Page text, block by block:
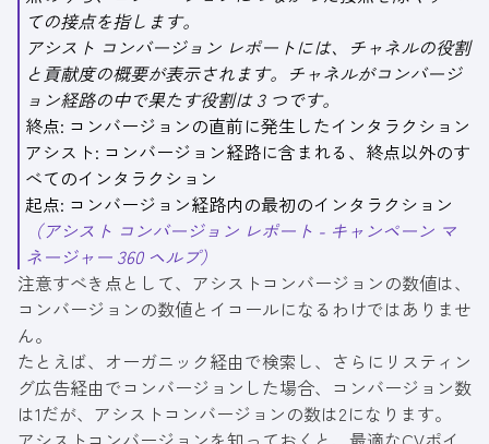
ての接点を指します。
アシスト コンバージョン レポートには、チャネルの役割
と貢献度の概要が表示されます。チャネルがコンバージ
ョン経路の中で果たす役割は 3 つです。
終点: コンバージョンの直前に発生したインタラクション
アシスト: コンバージョン経路に含まれる、終点以外のす
べてのインタラクション
起点: コンバージョン経路内の最初のインタラクション
（アシスト コンバージョン レポート - キャンペーン マ
ネージャー 360 ヘルプ）
注意すべき点として、アシストコンバージョンの数値は、
コンバージョンの数値とイコールになるわけではありませ
ん。
たとえば、オーガニック経由で検索し、さらにリスティン
グ広告経由でコンバージョンした場合、コンバージョン数
は1だが、アシストコンバージョンの数は2になります。